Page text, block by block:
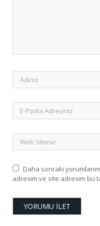
Daha sonraki
adresim ve site adresim bu